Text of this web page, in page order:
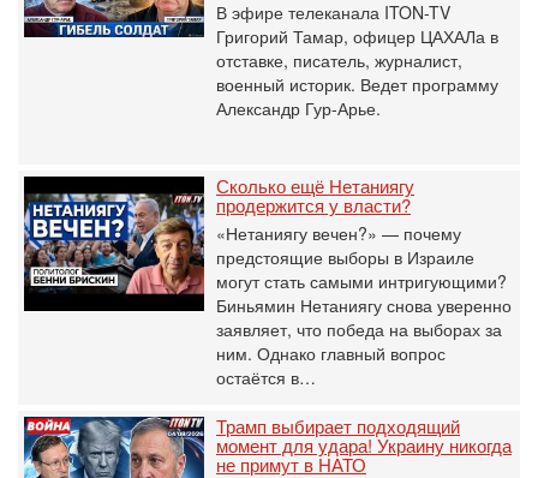
В эфире телеканала ITON-TV
Григорий Тамар, офицер ЦАХАЛа в
отставке, писатель, журналист,
военный историк. Ведет программу
Александр Гур-Арье.
Сколько ещё Нетаниягу
продержится у власти?
«Нетаниягу вечен?» — почему
предстоящие выборы в Израиле
могут стать самыми интригующими?
Биньямин Нетаниягу снова уверенно
заявляет, что победа на выборах за
ним. Однако главный вопрос
остаётся в…
Трамп выбирает подходящий
момент для удара! Украину никогда
не примут в НАТО